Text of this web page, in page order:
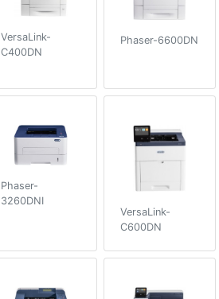
VersaLink-
C400DN
Phaser-6600DN
Phaser-
3260DNI
VersaLink-
C600DN